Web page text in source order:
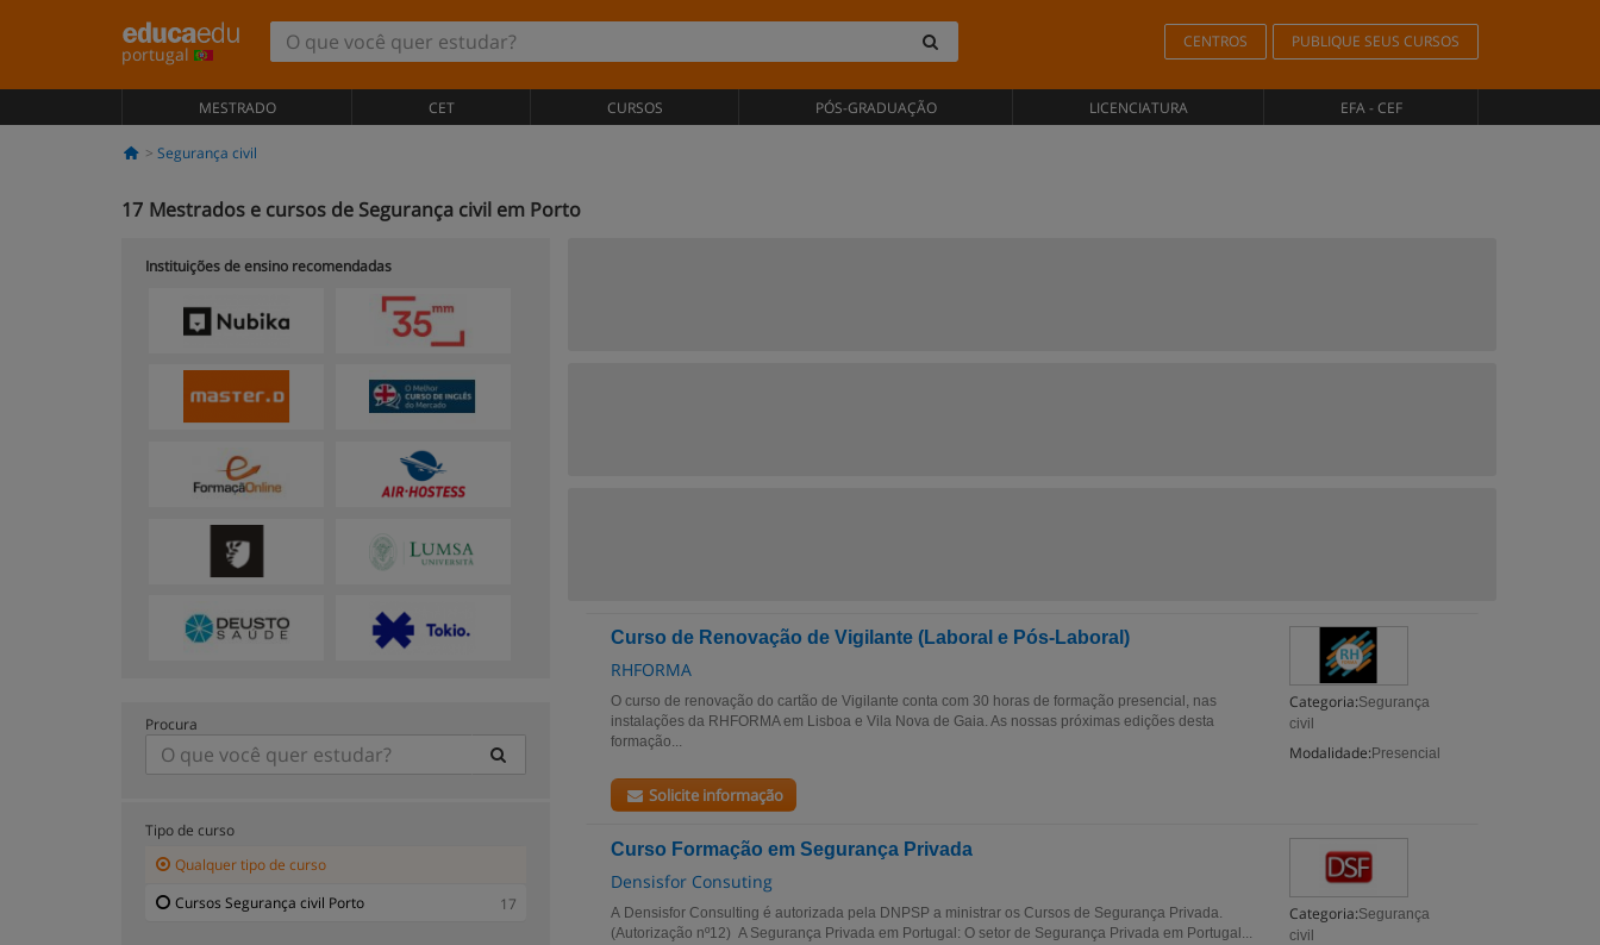
portugal
CENTROS PUBLIQUE SEUS CURSOS
MESTRADO CET CURSOS PÓS-GRADUAÇÃO LICENCIATURA EFA - CEF
Segurança civil
17 Mestrados e cursos de Segurança civil em Porto
Curso de Renovação de Vigilante (Laboral e Pós-Laboral)
RHFORMA
Categoria:Segurança
civil
Modalidade: Presencial
O curso de renovação do cartão de Vigilante conta com 30 horas de formação presencial, nas
instalações da RHFORMA em Lisboa e Vila Nova de Gaia. As nossas próximas edições desta
formação...
Solicite informação
Curso Formação em Segurança Privada
Densisfor Consuting
Categoria:Segurança
civil
A Densisfor Consulting é autorizada pela DNPSP a ministrar os Cursos de Segurança Privada.
(Autorização nº12) A Segurança Privada em Portugal: O setor de Segurança Privada em Portugal...
Instituições de ensino recomendadas
Procura
Tipo de curso
Qualquer tipo de curso
Cursos Segurança civil Porto
17